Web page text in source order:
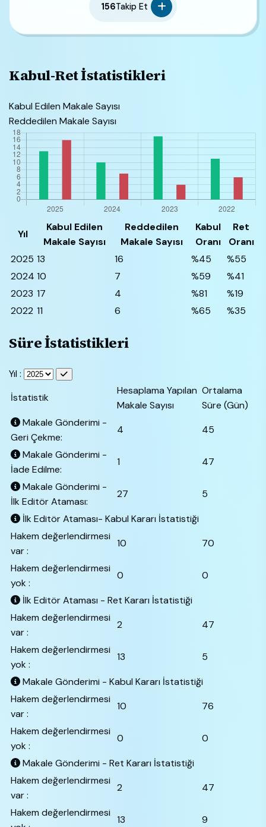
156Takip Et
Kabul-Ret İstatistikleri
Kabul Edilen Makale Sayısı
Reddedilen Makale Sayısı
Yıl
Kabul Edilen
Makale Sayısı
Reddedilen
Makale Sayısı
Kabul
Oranı
Ret
Oranı
2025 13 16 %45
%55
2024 10 7 %59
%41
2023 17 4 %81
%19
2022 11 6 %65 %35
Süre İstatistikleri
Yıl :
İstatistik
Hesaplama Yapılan
Makale Sayısı
Ortalama
Süre (Gün)
Makale Gönderimi -
Geri Çekme:
4
45
Makale Gönderimi -
İade Edilme:
1
47
Makale Gönderimi -
İlk Editör Ataması:
27
5
İlk Editör Ataması- Kabul Kararı İstatistiği
Hakem değerlendirmesi
var :
10
70
Hakem değerlendirmesi
yok :
0
0
İlk Editör Ataması - Ret Kararı İstatistiği
Hakem değerlendirmesi
var :
2
47
Hakem değerlendirmesi
yok :
13
5
Makale Gönderimi - Kabul Kararı İstatistiği
Hakem değerlendirmesi
var :
10
76
Hakem değerlendirmesi
yok :
0
0
Makale Gönderimi - Ret Kararı İstatistiği
Hakem değerlendirmesi
var :
2
47
Hakem değerlendirmesi
13 9